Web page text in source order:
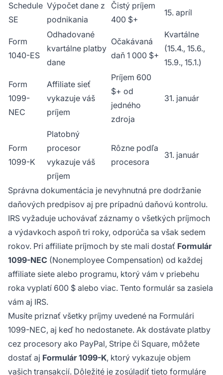
Schedule
SE
Výpočet dane z
podnikania
Čistý príjem
400 $+
15. apríl
Form
1040-ES
Odhadované
kvartálne platby
dane
Očakávaná
daň 1 000 $+
Kvartálne
(15.4., 15.6.,
15.9., 15.1.)
Form
1099-
NEC
Affiliate sieť
vykazuje váš
príjem
Príjem 600
$+ od
jedného
zdroja
31. január
Form
1099-K
Platobný
procesor
vykazuje váš
príjem
Rôzne podľa
procesora
31. január
Správna dokumentácia je nevyhnutná pre dodržanie
daňových predpisov aj pre prípadnú daňovú kontrolu.
IRS vyžaduje uchovávať záznamy o všetkých príjmoch
a výdavkoch aspoň tri roky, odporúča sa však sedem
rokov. Pri affiliate príjmoch by ste mali dostať Formulár
1099-NEC (Nonemployee Compensation) od každej
affiliate siete alebo programu, ktorý vám v priebehu
roka vyplatí 600 $ alebo viac. Tento formulár sa zasiela
vám aj IRS.
Musíte priznať všetky príjmy uvedené na Formulári
1099-NEC, aj keď ho nedostanete. Ak dostávate platby
cez procesory ako PayPal, Stripe či Square, môžete
dostať aj Formulár 1099-K, ktorý vykazuje objem
vašich transakcií. Dôležité je zosúladiť tieto formuláre